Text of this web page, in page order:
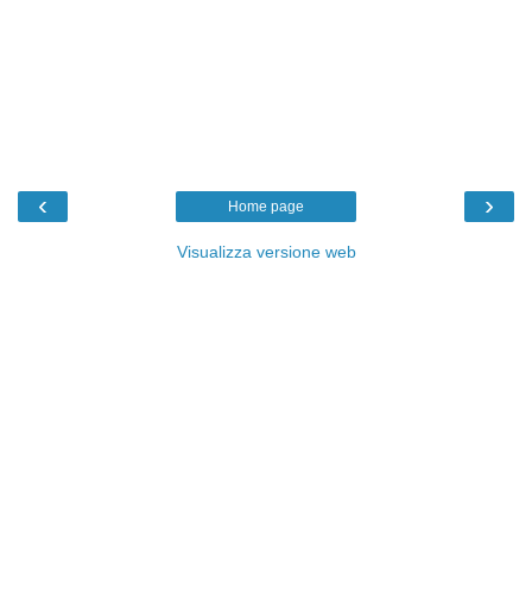
‹ ›
Home page
Visualizza versione web